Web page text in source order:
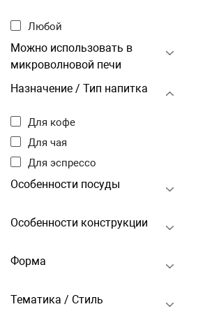
Любой
Можно использовать в
микроволновой печи
Назначение / Тип напитка
Для кофе
Для чая
Для эспрессо
Особенности посуды
Особенности конструкции
Форма
Тематика / Стиль